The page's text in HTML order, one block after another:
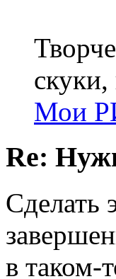
Мои
Re:
Сделать
в таком-